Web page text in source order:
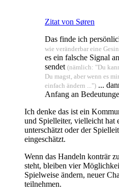
Zitat von Søren
Das finde ich
wie veränderbar eine
es ein falsche Signal
sendet (nämlich: "Du
Du magst, aber wenn es
einfach ändern ...") ...
Anfang an
Ich denke das ist ein
und Spielleiter, vielleicht hat
unterschätzt oder der
eingeschätzt.
Wenn das Handeln konträr
steht, bleiben vier
Spielweise ändern, neuer
teilnehmen.